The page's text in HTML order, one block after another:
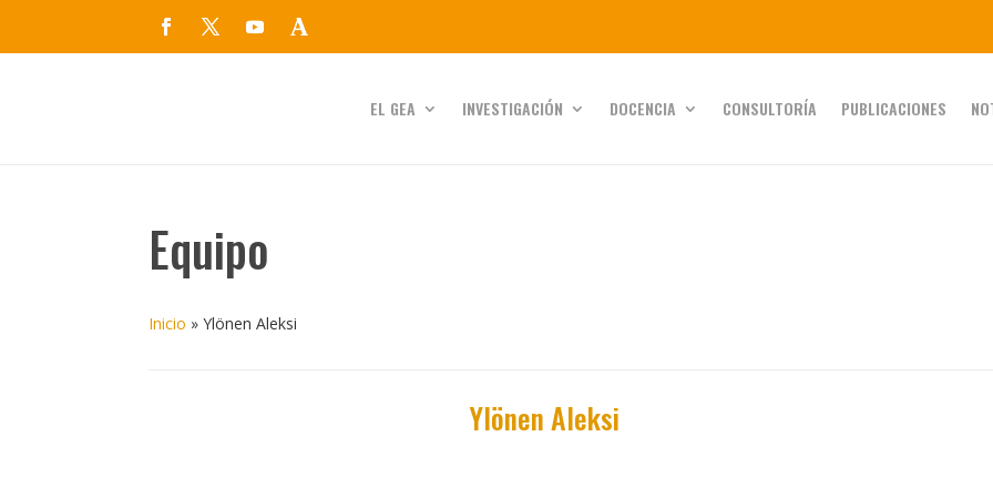
EL GEA INVESTIGACIÓN DOCENCIA CONSULTORÍA PUBLICACIONES
Equipo
Inicio »Ylönen Aleksi
Ylönen Aleksi